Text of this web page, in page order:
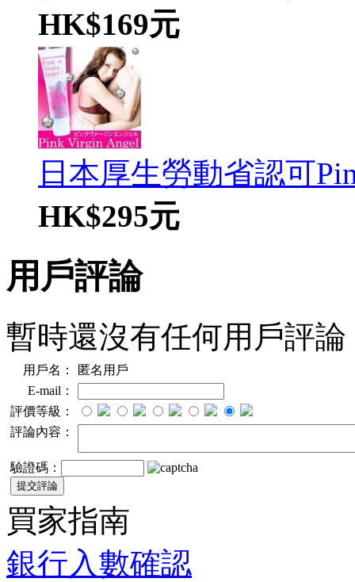
HK$169元
日本厚生勞動省認可
HK$295元
用戶評論
暫時還沒有任何用戶評論
用戶名：
匿名用戶
E-mail：
評價等級：
評論內容：
驗證碼：
買家指南
銀行入數確認